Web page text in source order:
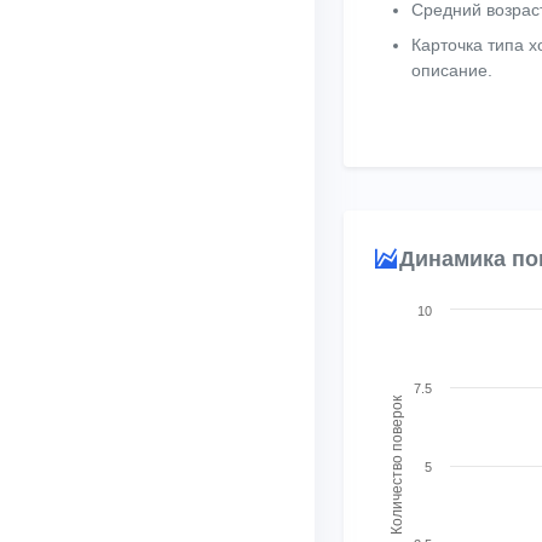
Средний
Карточка типа
описание.
Динамика
View as data table,
The chart has 1 X
The chart has 2 Y
Количество поверок 5
7.5
10